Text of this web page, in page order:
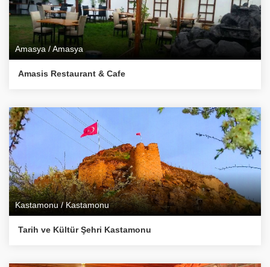
Amasya / Amasya
Amasis Restaurant & Cafe
Kastamonu / Kastamonu
Tarih ve Kültür Şehri Kastamonu